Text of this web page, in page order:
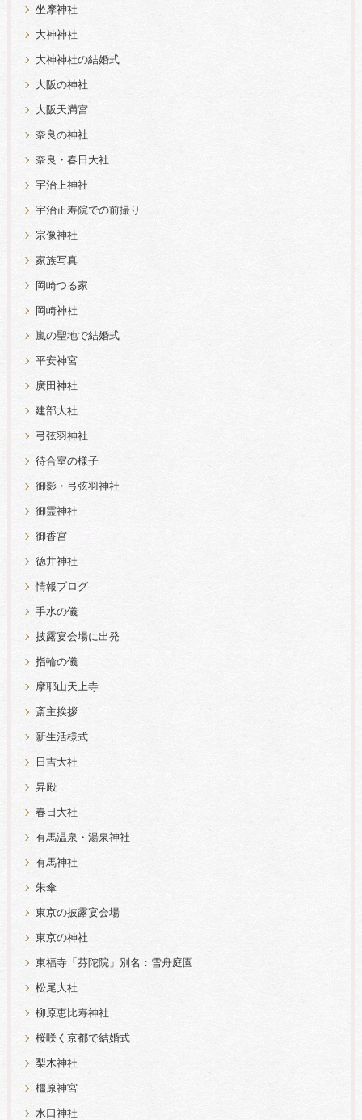
坐摩神社
大神神社
大神神社の結婚式
大阪の神社
大阪天満宮
奈良の神社
奈良・春日大社
宇治上神社
宇治正寿院での前撮り
宗像神社
家族写真
岡崎つる家
岡崎神社
嵐の聖地で結婚式
平安神宮
廣田神社
建部大社
弓弦羽神社
待合室の様子
御影・弓弦羽神社
御霊神社
御香宮
徳井神社
情報ブログ
手水の儀
披露宴会場に出発
指輪の儀
摩耶山天上寺
斎主挨拶
新生活様式
日吉大社
昇殿
春日大社
有馬温泉・湯泉神社
有馬神社
朱傘
東京の披露宴会場
東京の神社
東福寺「芬陀院」別名：雪舟庭園
松尾大社
柳原恵比寿神社
桜咲く京都で結婚式
梨木神社
橿原神宮
水口神社